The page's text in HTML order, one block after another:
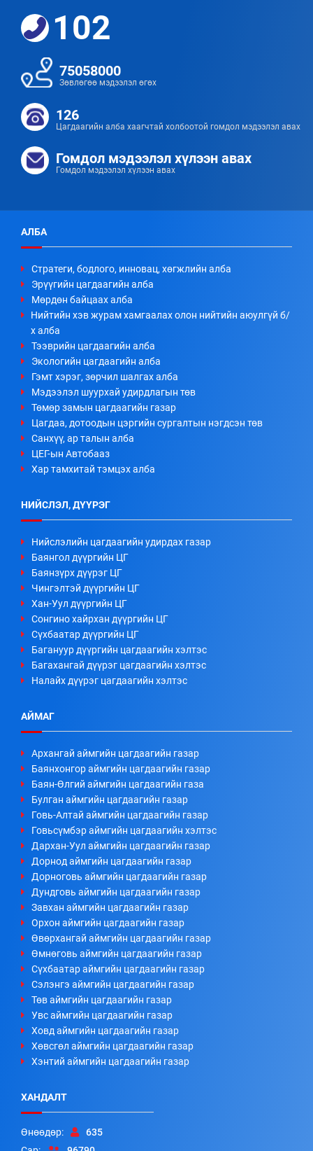
102
75058000
Зөвлөгөө мэдээлэл өгөх
126
Цагдаагийн алба хаагчтай холбоотой гомдол мэдээлэл авах
Гомдол мэдээлэл хүлээн авах
Гомдол мэдээлэл хүлээн авах
АЛБА
Стратеги, бодлого, инновац, хөгжлийн алба
Эрүүгийн цагдаагийн алба
Мөрдөн байцаах алба
Нийтийн хэв журам хамгаалах олон нийтийн аюулгүй б/
х алба
Тээврийн цагдаагийн алба
Экологийн цагдаагийн алба
Гэмт хэрэг, зөрчил шалгах алба
Мэдээлэл шуурхай удирдлагын төв
Төмөр замын цагдаагийн газар
Цагдаа, дотоодын цэргийн сургалтын нэгдсэн төв
Санхүү, ар талын алба
ЦЕГ-ын Автобааз
Хар тамхитай тэмцэх алба
НИЙСЛЭЛ, ДҮҮРЭГ
Нийслэлийн цагдаагийн удирдах газар
Баянгол дүүргийн ЦГ
Баянзүрх дүүрэг ЦГ
Чингэлтэй дүүргийн ЦГ
Хан-Уул дүүргийн ЦГ
Сонгино хайрхан дүүргийн ЦГ
Сүхбаатар дүүргийн ЦГ
Багануур дүүргийн цагдаагийн хэлтэс
Багахангай дүүрэг цагдаагийн хэлтэс
Налайх дүүрэг цагдаагийн хэлтэс
АЙМАГ
Архангай аймгийн цагдаагийн газар
Баянхонгор аймгийн цагдаагийн газар
Баян-Өлгий аймгийн цагдаагийн газа
Булган аймгийн цагдаагийн газар
Говь-Алтай аймгийн цагдаагийн газар
Говьсүмбэр аймгийн цагдаагийн хэлтэс
Дархан-Уул аймгийн цагдаагийн газар
Дорнод аймгийн цагдаагийн газар
Дорноговь аймгийн цагдаагийн газар
Дундговь аймгийн цагдаагийн газар
Завхан аймгийн цагдаагийн газар
Орхон аймгийн цагдаагийн газар
Өвөрхангай аймгийн цагдаагийн газар
Өмнөговь аймгийн цагдаагийн газар
Сүхбаатар аймгийн цагдаагийн газар
Сэлэнгэ аймгийн цагдаагийн газар
Төв аймгийн цагдаагийн газар
Увс аймгийн цагдаагийн газар
Ховд аймгийн цагдаагийн газар
Хөвсгөл аймгийн цагдаагийн газар
Хэнтий аймгийн цагдаагийн газар
ХАНДАЛТ
Өнөөдөр:
635